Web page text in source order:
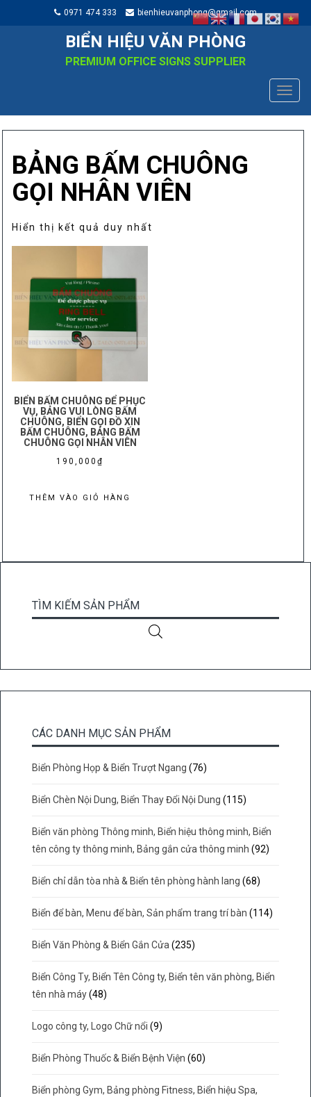
0971 474 333 bienhieuvanphong@gmail.com
BIỂN HIỆU VĂN PHÒNG
PREMIUM OFFICE SIGNS SUPPLIER
BẢNG BẤM CHUÔNG
GỌI NHÂN VIÊN
Hiển thị kết quả duy nhất
BIỂN BẤM CHUÔNG ĐỂ PHỤC
VỤ, BẢNG VUI LÒNG BẤM
CHUÔNG, BIỂN GỌI ĐỒ XIN
BẤM CHUÔNG, BẢNG BẤM
CHUÔNG GỌI NHÂN VIÊN
190,000 ₫
THÊM VÀO GIỎ HÀNG
TÌM KIẾM SẢN PHẨM
CÁC DANH MỤC SẢN PHẨM
Biển Phòng Họp & Biển Trượt Ngang (76)
Biển Chèn Nội Dung, Biển Thay Đổi Nội Dung (115)
Biển văn phòng Thông minh, Biển hiệu thông minh, Biển
tên công ty thông minh, Bảng gắn cửa thông minh (92)
Biển chỉ dẫn tòa nhà & Biển tên phòng hành lang (68)
Biển để bàn, Menu để bàn, Sản phẩm trang trí bàn (114)
Biển Văn Phòng & Biển Gắn Cửa (235)
Biển Công Ty, Biển Tên Công ty, Biển tên văn phòng, Biển
tên nhà máy (48)
Logo công ty, Logo Chữ nổi (9)
Biển Phòng Thuốc & Biển Bệnh Viện (60)
Biển phòng Gym, Bảng phòng Fitness, Biển hiệu Spa,